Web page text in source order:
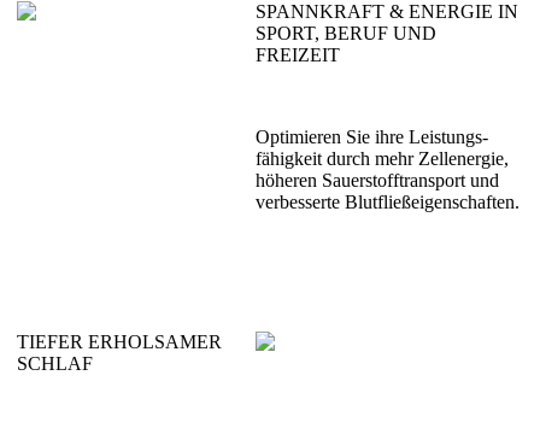
SPANNKRAFT & ENERGIE IN
SPORT, BERUF UND
FREIZEIT
Optimieren Sie ihre Leistungs­
fähigkeit durch mehr Zell­energie,
höheren Sauer­stoff­transport und
verbesserte Blut­fließ­eigenschaften.
TIEFER ERHOLSAMER
SCHLAF